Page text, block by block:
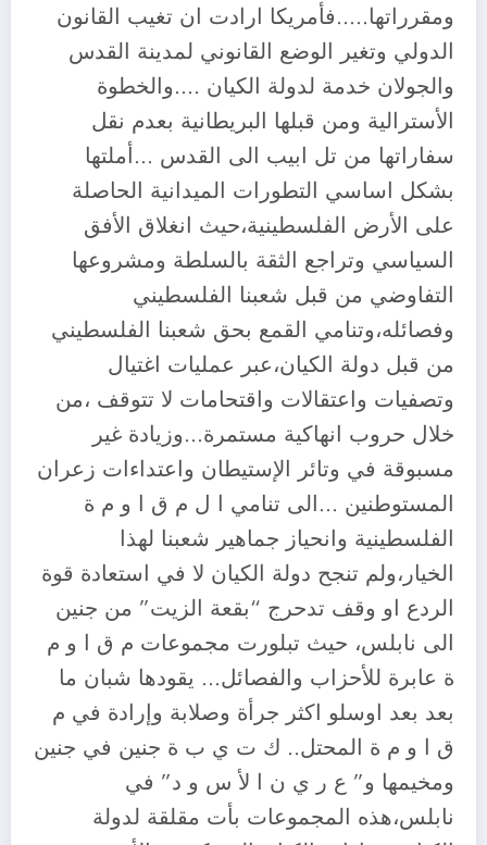
ومقرراتها…..فأمريكا ارادت ان تغيب القانون
الدولي وتغير الوضع القانوني لمدينة القدس
والجولان خدمة لدولة الكيان ….والخطوة
الأسترالية ومن قبلها البريطانية بعدم نقل
سفاراتها من تل ابيب الى القدس …أملتها
بشكل اساسي التطورات الميدانية الحاصلة
على الأرض الفلسطينية،حيث انغلاق الأفق
السياسي وتراجع الثقة بالسلطة ومشروعها
التفاوضي من قبل شعبنا الفلسطيني
وفصائله،وتنامي القمع بحق شعبنا الفلسطيني
من قبل دولة الكيان،عبر عمليات اغتيال
وتصفيات واعتقالات واقتحامات لا تتوقف ،من
خلال حروب انهاكية مستمرة…وزيادة غير
مسبوقة في وتائر الإستيطان واعتداءات زعران
المستوطنين …الى تنامي ا ل م ق ا و م ة
الفلسطينية وانحياز جماهير شعبنا لهذا
الخيار،ولم تنجح دولة الكيان لا في استعادة قوة
الردع او وقف تدحرج “بقعة الزيت” من جنين
الى نابلس، حيث تبلورت مجموعات م ق ا و م
ة عابرة للأحزاب والفصائل… يقودها شبان ما
بعد بعد اوسلو اكثر جرأة وصلابة وإرادة في م
ق ا و م ة المحتل.. ك ت ي ب ة جنين في جنين
ومخيمها و” ع ر ي ن ا لأ س و د” في
نابلس،هذه المجموعات بأت مقلقة لدولة